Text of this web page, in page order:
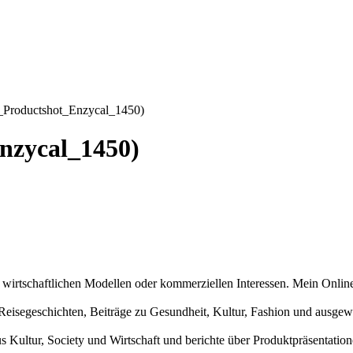
Modellen oder kommerziellen Interessen. Mein
Beiträge zu Gesundheit, Kultur, Fashion und
Kultur, Society und Wirtschaft und berichte über